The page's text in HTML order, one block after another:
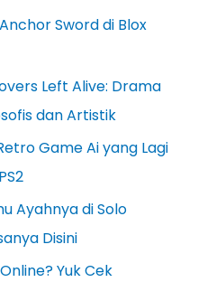
Sword di Blox
Left Alive: Drama
dan Artistik
Game Ai yang Lagi
Ayahnya di Solo
Disini
Yuk Cek